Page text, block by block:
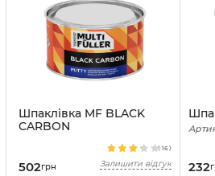
Шпаклівка MF BLACK
CARBON
502грн
( 16)
Залишити відгук
232